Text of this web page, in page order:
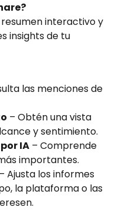
resumen interactivo y
insights de tu
las menciones de
– Obtén una vista
y sentimiento.
IA – Comprende
importantes.
– Ajusta los informes
la plataforma o las